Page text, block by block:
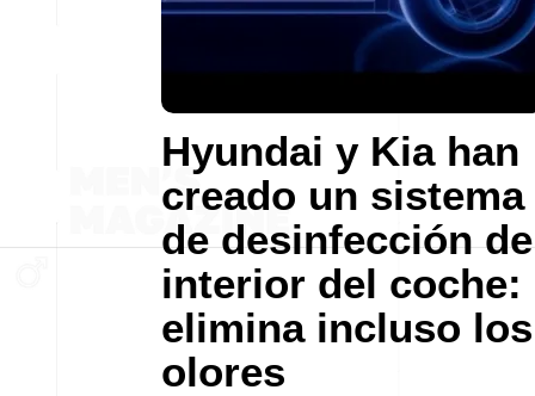
Hyundai y Kia han
creado un sistema
de desinfección
interior del coche:
elimina incluso los
olores